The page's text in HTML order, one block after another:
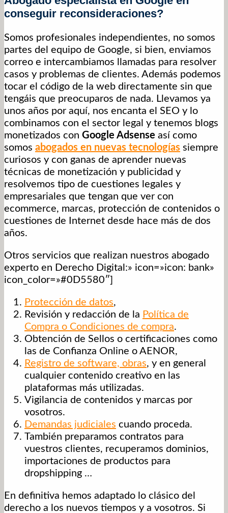
conseguir reconsideraciones?
Somos profesionales independientes, no somos
partes del equipo de Google, si bien, enviamos
correo e intercambiamos llamadas para resolver
casos y problemas de clientes. Además podemos
tocar el código de la web directamente sin que
tengáis que preocuparos de nada. Llevamos ya
unos años por aquí, nos encanta el SEO y lo
combinamos con el sector legal y tenemos blogs
monetizados con Google Adsense así como
somos abogados en nuevas tecnologías siempre
curiosos y con ganas de aprender nuevas
técnicas de monetización y publicidad y
resolvemos tipo de cuestiones legales y
empresariales que tengan que ver con
ecommerce, marcas, protección de contenidos o
cuestiones de Internet desde hace más de dos
años.
Otros servicios que realizan nuestros abogado
experto en Derecho Digital:» icon=»icon: bank»
icon_color=»#0D5580″]
Protección de datos,
Revisión y redacción de la Política de
Compra o Condiciones de compra.
Obtención de Sellos o certificaciones como
las de Confianza Online o AENOR,
Registro de software, obras, y en general
cualquier contenido creativo en las
plataformas más utilizadas.
Vigilancia de contenidos y marcas por
vosotros.
Demandas judiciales cuando proceda.
También preparamos contratos para
vuestros clientes, recuperamos dominios,
importaciones de productos para
dropshipping …
En definitiva hemos adaptado lo clásico del
derecho a los nuevos tiempos y a vosotros. Si